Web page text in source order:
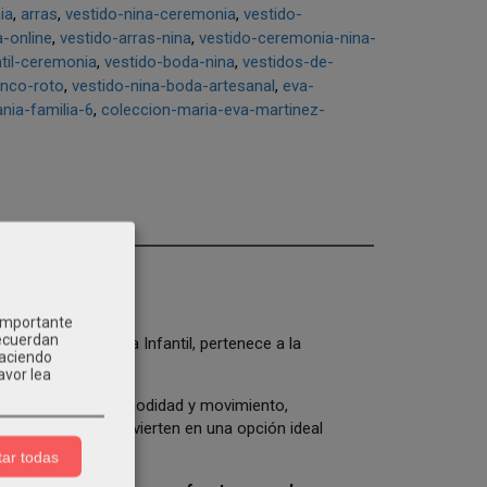
arras vestido-nina-ceremonia vestido-
online vestido-arras-nina vestido-ceremonia-nina-
ceremonia vestido-boda-nina vestidos-de-
roto vestido-nina-boda-artesanal eva-
familia-6 coleccion-maria-eva-martinez-
María
en Kids Moda Infantil, pertenece a la
2026
que aporta comodidad y movimiento,
con vuelo lo convierten en una opción ideal
lea
todas